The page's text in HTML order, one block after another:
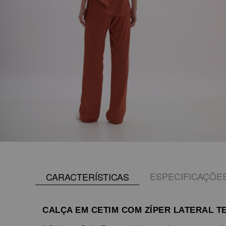
CARACTERÍSTICAS
CALÇA EM CETIM COM ZÍPER LATERAL